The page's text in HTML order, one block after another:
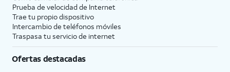
Prueba de velocidad de Internet
Trae tu propio dispositivo
Intercambio de teléfonos móviles
Traspasa tu servicio de internet
Ofertas destacadas